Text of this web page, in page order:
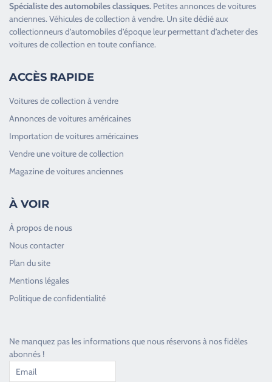
Spécialiste desautomobiles classiques. Petites annonces devoitures
anciennes.Véhicules de collection à vendre. Un site dédié aux
collectionneurs d’automobiles d’époque leur permettant d’acheter des
voitures de collection en toute confiance.
ACCÈS RAPIDE
Voitures de collection à vendre
Annonces de voitures américaines
Importation de voitures américaines
Vendre une voiture de collection
Magazine de voitures anciennes
À VOIR
À propos de nous
Nous contacter
Plan du site
Mentions légales
Politique de confidentialité
Ne manquez pas les informations que nous réservons à nos fidèles
abonnés !
Toujours heureux d'aider les passionnés